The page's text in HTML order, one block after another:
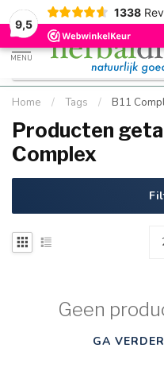
9,5
1338
Kostenloser DE-Versand
Schnell geliefert
MENU
Home / Tags / B11
Producten
Complex
Geen
GA